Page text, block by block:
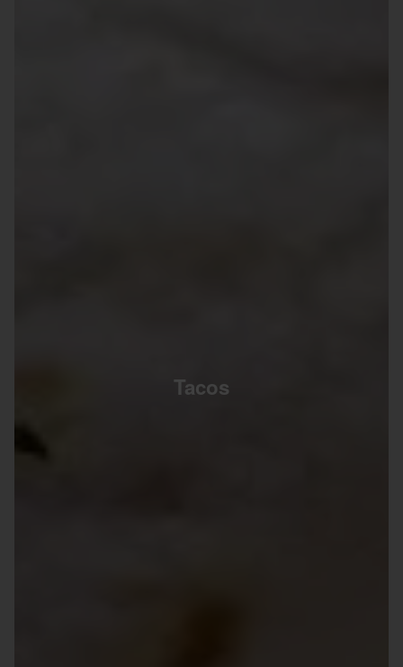
Tacos